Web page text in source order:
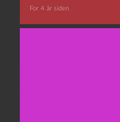
For 4 år siden